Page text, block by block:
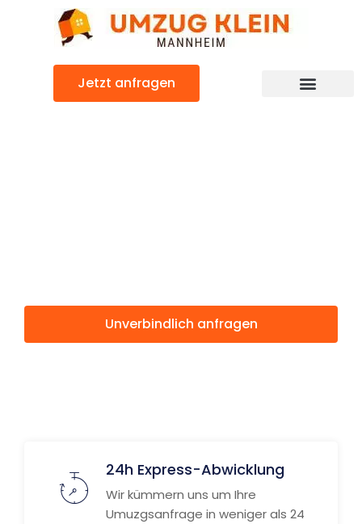
Jetzt anfragen
Unverbindlich anfragen
24h Express-Abwicklung
Wir kümmern uns um Ihre
Umuzgsanfrage in weniger als 24